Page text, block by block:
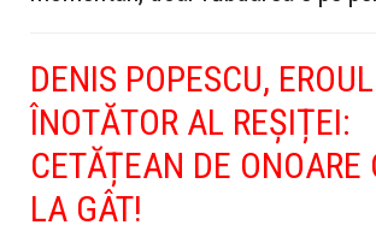
DENIS POPESCU, EROUL
ÎNOTĂTOR AL REȘIȚEI:
CETĂȚEAN DE ONOARE
LA GÂT!